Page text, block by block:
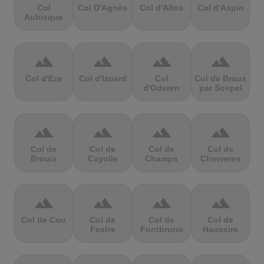
Col
Aubisque
Col D'Agnès Col d'Allos Col d'Aspin
terrain
Col d'Eze
terrain
Col d'Izoard
terrain
Col
d'Oderen
terrain
Col de Braus
par Sospel
terrain
Col de
Brouis
terrain
Col de
Cayolle
terrain
Col de
Champs
terrain
Col de
Chevreres
terrain
Col de Cou
terrain
Col de
Festre
terrain
Col de
Fontbruno
terrain
Col de
Haussire